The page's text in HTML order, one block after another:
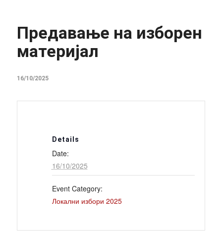
Предавање на изборен
материјал
16/10/2025
Details
Date:
16/10/2025
Event Category:
Локални избори 2025